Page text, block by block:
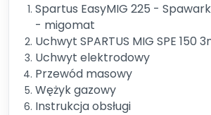
Spartus EasyMIG 225 -
- migomat
Uchwyt SPARTUS MIG SPE 150
Uchwyt elektrodowy
Przewód masowy
Wężyk gazowy
Instrukcja obsługi